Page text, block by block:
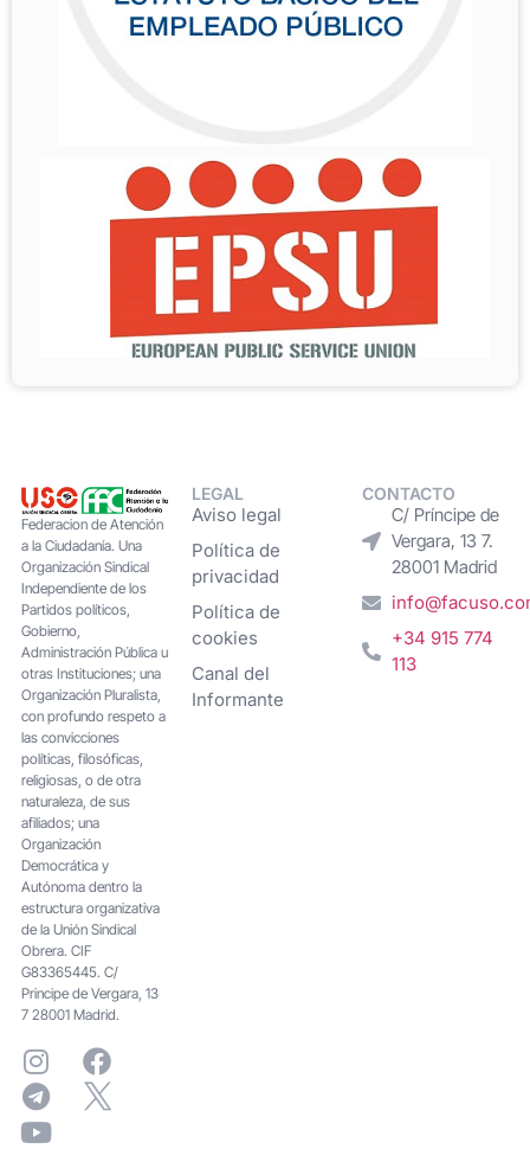
Federacion de Atención
a la Ciudadanía. Una
Organización Sindical
Independiente de los
Partidos políticos,
Gobierno,
Administración Pública u
otras Instituciones; una
Organización Pluralista,
con profundo respeto a
las convicciones
políticas, filosóficas,
religiosas, o de otra
naturaleza, de sus
afiliados; una
Organización
Democrática y
Autónoma dentro la
estructura organizativa
de la Unión Sindical
Obrera. CIF
G83365445. C/
Principe de Vergara, 13
7 28001 Madrid.
LEGAL
Aviso legal
Política de
privacidad
Política de
cookies
Canal del
Informante
CONTACTO
C/ Príncipe de
Vergara, 13 7.
28001 Madrid
+34 915 774
113